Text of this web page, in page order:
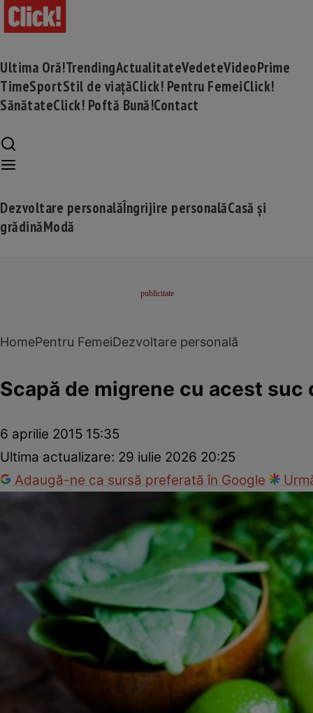
Ultima Oră!TrendingActualitateVedeteVideoPrime
TimeSportStil de viațăClick! Pentru FemeiClick!
SănătateClick! Poftă Bună!Contact
Dezvoltare personalăÎngrijire personalăCasă și
grădinăModă
HomePentru FemeiDezvoltare personală
Scapă de migrene cu acest
6 aprilie 2015 15:35
Ultima actualizare: 29 iulie 2026 20:25
Adaugă-ne ca sursă preferată în Google